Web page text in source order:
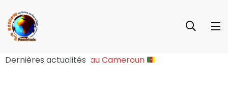
Dernières actualités
Sociopolitique Majeure au Cameroun